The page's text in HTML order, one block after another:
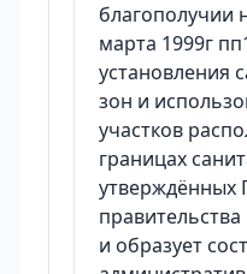
благополучии
марта 1999г
установления
зон и
участков
границах
утверждённых
и образует